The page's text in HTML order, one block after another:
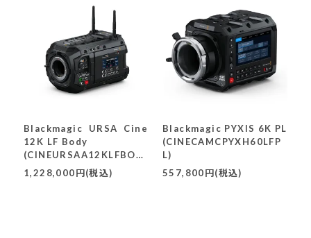
Blackmagic URSA Cine
12K LF Body
(CINEURSAA12KLFBOD
Y)
1,228,000円(税込)
Blackmagic PYXIS 6K PL
(CINECAMCPYXH60LFP
L)
557,800円(税込)